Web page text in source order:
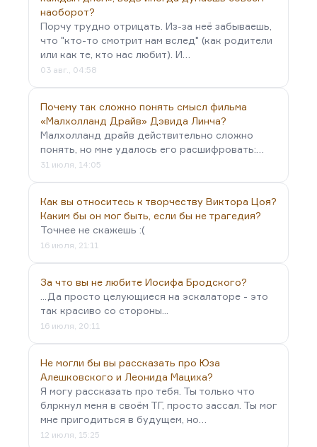
наоборот?
Порчу трудно отрицать. Из-за неё забываешь,
что "кто-то смотрит нам вслед" (как родители
или как те, кто нас любит). И…
03 авг., 04:58
Почему так сложно понять смысл фильма
«Малхолланд Драйв» Дэвида Линча?
Малхолланд драйв действительно сложно
понять, но мне удалось его расшифровать:…
31 июля, 14:05
Как вы относитесь к творчеству Виктора Цоя?
Каким бы он мог быть, если бы не трагедия?
Точнее не скажешь :(
16 июля, 21:11
За что вы не любите Иосифа Бродского?
...Да просто целующиеся на эскалаторе - это
так красиво со стороны...
16 июля, 20:11
Не могли бы вы рассказать про Юза
Алешковского и Леонида Мациха?
Я могу рассказать про тебя. Ты только что
блркнул меня в своём ТГ, просто зассал. Ты мог
мне пригодиться в будущем, но…
12 июля, 15:25